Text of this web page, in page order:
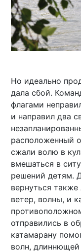
Но идеально
дала сбой.
флагами
и направил два
расположенный
сжали волю в
вмешаться в
решений детям.
вернуться также
ветер, волны, и
отправились в
катамарану
волн, длиннющей